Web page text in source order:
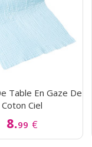
Table En Gaze De
Coton Ciel
8.99 €